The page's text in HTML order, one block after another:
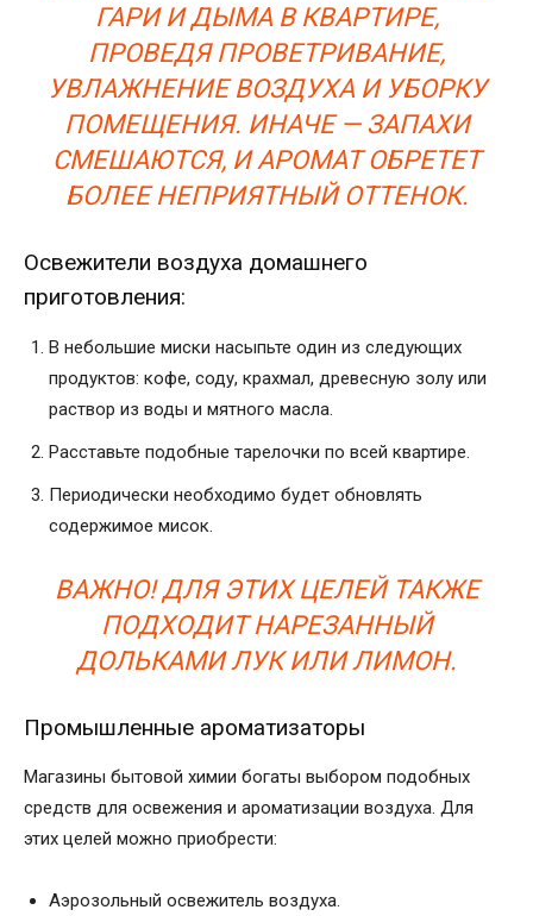
ГАРИ И ДЫМА В КВАРТИРЕ,
ПРОВЕДЯ ПРОВЕТРИВАНИЕ,
УВЛАЖНЕНИЕ ВОЗДУХА И УБОРКУ
ПОМЕЩЕНИЯ. ИНАЧЕ — ЗАПАХИ
СМЕШАЮТСЯ, И АРОМАТ ОБРЕТЕТ
БОЛЕЕ НЕПРИЯТНЫЙ ОТТЕНОК.
Освежители воздуха домашнего
приготовления:
В небольшие миски насыпьте один из следующих
продуктов: кофе, соду, крахмал, древесную золу или
раствор из воды и мятного масла.
Расставьте подобные тарелочки по всей квартире.
Периодически необходимо будет обновлять
содержимое мисок.
ВАЖНО! ДЛЯ ЭТИХ ЦЕЛЕЙ ТАКЖЕ
ПОДХОДИТ НАРЕЗАННЫЙ
ДОЛЬКАМИ ЛУК ИЛИ ЛИМОН.
Промышленные ароматизаторы
Магазины бытовой химии богаты выбором подобных
средств для освежения и ароматизации воздуха. Для
этих целей можно приобрести:
Аэрозольный освежитель воздуха.